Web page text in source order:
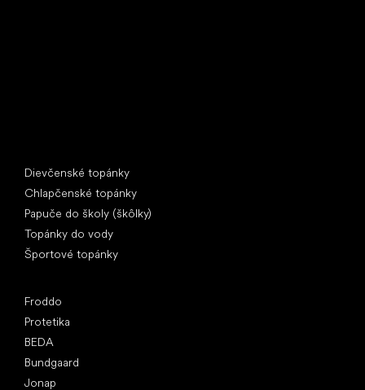
Dievčenské topánky
Chlapčenské topánky
Papuče do školy (škôlky)
Topánky do vody
Športové topánky
Froddo
Protetika
BEDA
Bundgaard
Jonap